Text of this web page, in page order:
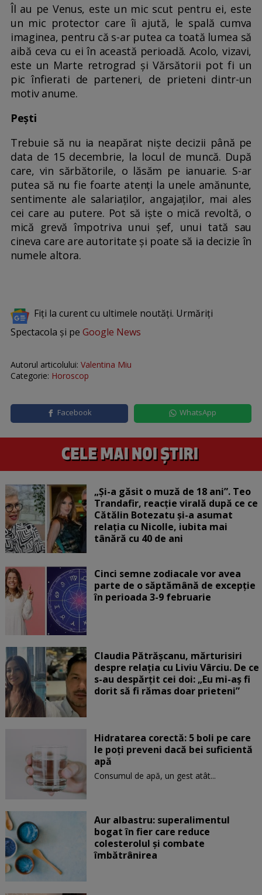
Îl au pe Venus, este un mic scut pentru ei, este
un mic protector care îi ajută, le spală cumva
imaginea, pentru că s-ar putea ca toată lumea să
aibă ceva cu ei în această perioadă. Acolo, vizavi,
este un Marte retrograd și Vărsătorii pot fi un
pic înfierati de parteneri, de prieteni dintr-un
motiv anume.
Pești
Trebuie să nu ia neapărat niște decizii până pe
data de 15 decembrie, la locul de muncă. După
care, vin sărbătorile, o lăsăm pe ianuarie. S-ar
putea să nu fie foarte atenți la unele amănunte,
sentimente ale salariaților, angajaților, mai ales
cei care au putere. Pot să iște o mică revoltă, o
mică grevă împotriva unui șef, unui tată sau
cineva care are autoritate și poate să ia decizie în
numele altora.
Fiți la curent cu ultimele noutăți. Urmăriți
Spectacola și pe Google News
Autorul articolului: Valentina Miu
Categorie: Horoscop
Facebook WhatsApp
„Și-a găsit o muză de 18 ani”. Teo
Trandafir, reacție virală după ce ce
Cătălin Botezatu și-a asumat
relația cu Nicolle, iubita mai
tânără cu 40 de ani
Cinci semne zodiacale vor avea
parte de o săptămână de excepție
în perioada 3-9 februarie
Claudia Pătrășcanu, mărturisiri
despre relația cu Liviu Vârciu. De ce
s-au despărțit cei doi: „Eu mi-aș fi
dorit să fi rămas doar prieteni”
Hidratarea corectă: 5 boli pe care
le poți preveni dacă bei suficientă
apă
Consumul de apă, un gest atât...
Aur albastru: superalimentul
bogat în fier care reduce
colesterolul și combate
îmbătrânirea